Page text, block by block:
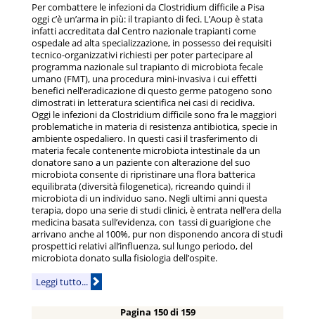
Per combattere le infezioni da Clostridium difficile a Pisa
oggi c’è un’arma in più: il trapianto di feci. L’Aoup è stata
infatti accreditata dal Centro nazionale trapianti come
ospedale ad alta specializzazione, in possesso dei requisiti
tecnico-organizzativi richiesti per poter partecipare al
programma nazionale sul trapianto di microbiota fecale
umano (FMT), una procedura mini-invasiva i cui effetti
benefici nell’eradicazione di questo germe patogeno sono
dimostrati in letteratura scientifica nei casi di recidiva.
Oggi le infezioni da Clostridium difficile sono fra le maggiori
problematiche in materia di resistenza antibiotica, specie in
ambiente ospedaliero. In questi casi il trasferimento di
materia fecale contenente microbiota intestinale da un
donatore sano a un paziente con alterazione del suo
microbiota consente di ripristinare una flora batterica
equilibrata (diversità filogenetica), ricreando quindi il
microbiota di un individuo sano. Negli ultimi anni questa
terapia, dopo una serie di studi clinici, è entrata nell’era della
medicina basata sull’evidenza, con tassi di guarigione che
arrivano anche al 100%, pur non disponendo ancora di studi
prospettici relativi all’influenza, sul lungo periodo, del
microbiota donato sulla fisiologia dell’ospite.
Leggi tutto...
Pagina 150 di 159